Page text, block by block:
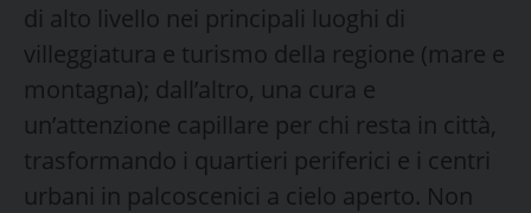
di alto livello nei principali luoghi di
villeggiatura e turismo della regione (mare e
montagna); dall’altro, una cura e
un’attenzione capillare per chi resta in città,
trasformando i quartieri periferici e i centri
urbani in palcoscenici a cielo aperto. Non